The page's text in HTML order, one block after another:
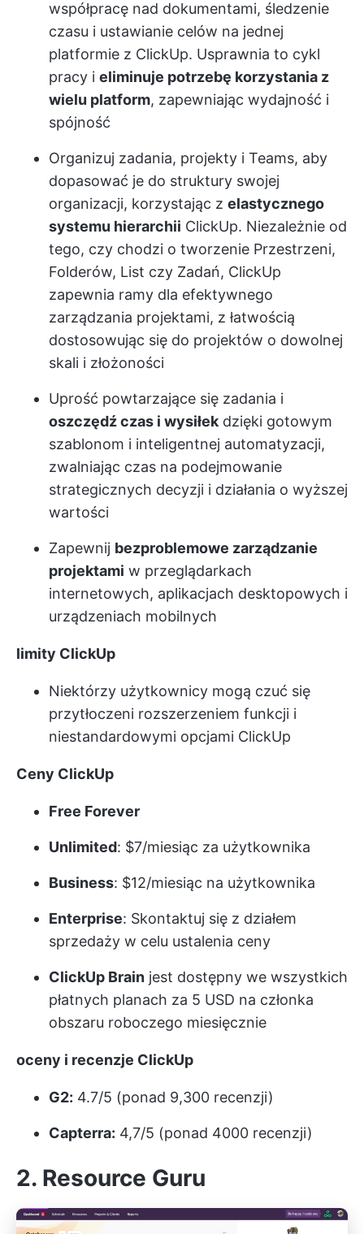
współpracę nad dokumentami, śledzenie
czasu i ustawianie celów na jednej
platformie z ClickUp. Usprawnia to cykl
pracy i eliminuje potrzebę korzystania z
wielu platform, zapewniając wydajność i
spójność
Organizuj zadania, projekty i Teams, aby
dopasować je do struktury swojej
organizacji, korzystając z elastycznego
systemu hierarchii ClickUp. Niezależnie od
tego, czy chodzi o tworzenie Przestrzeni,
Folderów, List czy Zadań, ClickUp
zapewnia ramy dla efektywnego
zarządzania projektami, z łatwością
dostosowując się do projektów o dowolnej
skali i złożoności
Uprość powtarzające się zadania i
oszczędź czas i wysiłek dzięki gotowym
szablonom i inteligentnej automatyzacji,
zwalniając czas na podejmowanie
strategicznych decyzji i działania o wyższej
wartości
Zapewnij bezproblemowe zarządzanie
projektami w przeglądarkach
internetowych, aplikacjach desktopowych i
urządzeniach mobilnych
limity ClickUp
Niektórzy użytkownicy mogą czuć się
przytłoczeni rozszerzeniem funkcji i
niestandardowymi opcjami ClickUp
Ceny ClickUp
Free Forever
Unlimited: $7/miesiąc za użytkownika
Business: $12/miesiąc na użytkownika
Enterprise: Skontaktuj się z działem
sprzedaży w celu ustalenia ceny
ClickUp Brain jest dostępny we wszystkich
płatnych planach za 5 USD na członka
obszaru roboczego miesięcznie
oceny i recenzje ClickUp
G2: 4.7/5 (ponad 9,300 recenzji)
Capterra: 4,7/5 (ponad 4000 recenzji)
2. Resource Guru